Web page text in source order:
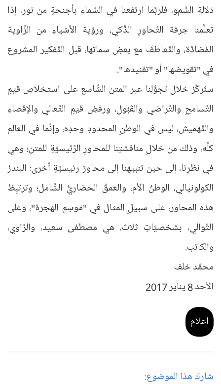
دَلالةِ السُّمو، فلربَّما ارتفعنا في السَّماءِ بأجنحةٍ من نور، إذا
تعلَّمنا حِرفة التَّحاورِ الذَّكي، ورؤية الأشياءِ من الزَّاوية
المُضادَّة، والتَّعاطفَ مع بعضِ سماتها، قبل التَّفكير المشروع
في "تقويضها" أو "تفنيدها".
سنُركِّز خلال تجوُّلِنا عبر المتنِ الشَّاسعِ على استخلاصِ قيَمِ
التَّسامحِ والتَّراضي والقَبُول، ورفضِ قيَمِ التَّعالي والإقصاءِ
والتَّهميش، ليس في الوطنِ المحدودِ وحدِه، وإنَّما في العالمِ
كلِّه، وذلك من خلالِ منافشتِنا للمحاورِ الرَّئيسيَّةِ للمتن؛ وهي
في نظرِنا، إلى حين تنبيهِنا إلى محاورَ رئيسيَّةٍ أخرى: البندرُ
الكولونيالي، الوطنُ الأم، والعمقُ الحضاريُّ الشَّامل؛ وترتبِطُ
هذه المحاور، على سبيلِ المثال في "مَوسِمِ الهجرة"، وعلى
التَّوالي، بشخصيَّاتٍ ثلاث، هي مصطفى سعيد، والرَّاوي،
والكاتب.
محمَّد خلف
الأحد 8 يناير 2017
اعلام
شارك هذا الموضوع: